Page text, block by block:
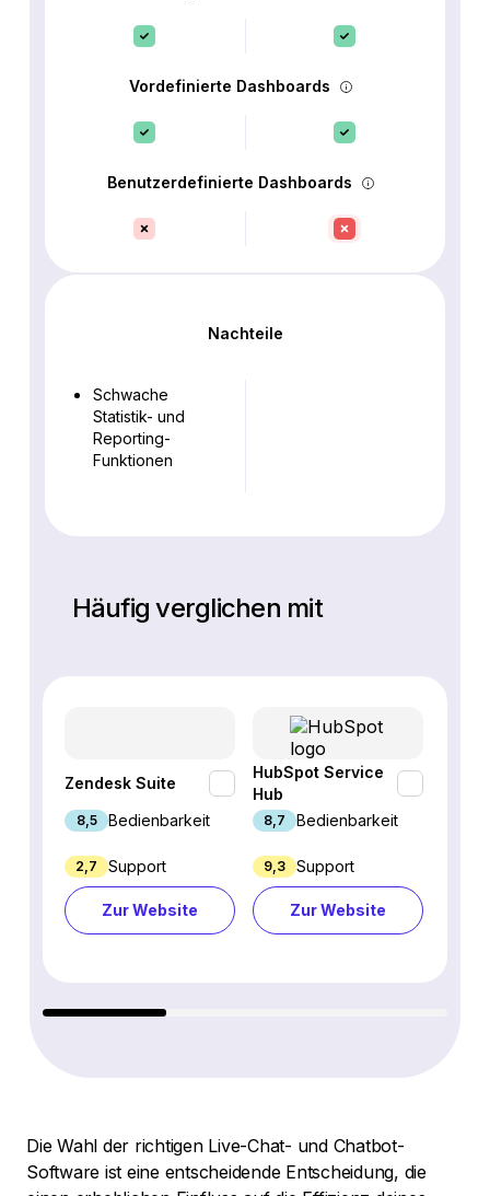
Vordefinierte Dashboards
Benutzerdefinierte Dashboards
Nachteile
Schwache
Statistik- und
Reporting-
Funktionen
Häufig verglichen mit
Zendesk Suite
8,5 Bedienbarkeit
2,7 Support
Zur Website
HubSpot Service
Hub
8,7 Bedienbarkeit
9,3 Support
Zur Website
Die Wahl der richtigen Live-Chat- und Chatbot-
Software ist eine entscheidende Entscheidung, die